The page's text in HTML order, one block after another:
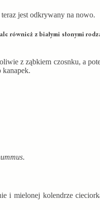
jest odkrywany na nowo.
również z białymi słonymi
z ząbkiem czosnku, a
kanapek.
.
i mielonej kolendrze